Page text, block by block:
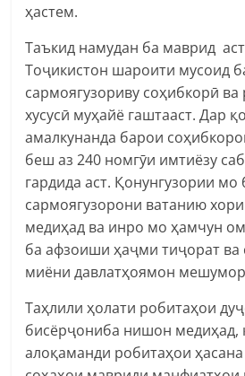
ҳастем.
Таъкид намудан ба маврид
Тоҷикистон шароити мусоид
сармоягузориву соҳибкорӣ
хусусӣ муҳайё гаштааст. Дар
амалкунанда барои
беш аз 240 номгӯи имтиёзу
гардида аст. Қонунгузории мо
сармоягузорони ватанию
медиҳад ва инро мо ҳамчун
ба афзоиши ҳаҷми тиҷорат ва
миёни давлатҳоямон
Таҳлили ҳолати робитаҳои
бисёрҷониба нишон медиҳад,
алоқаманди робитаҳои